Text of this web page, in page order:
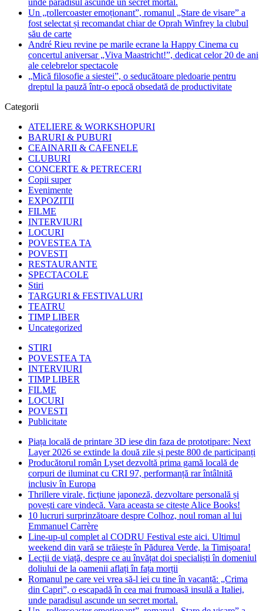
unde paradisul ascunde un secret mortal.
Un „rollercoaster emoționant”, romanul „Stare de visare” a
fost selectat și recomandat chiar de Oprah Winfrey la clubul
său de carte
André Rieu revine pe marile ecrane la Happy Cinema cu
concertul aniversar „Viva Maastricht!”, dedicat celor 20 de ani
ale celebrelor spectacole
„Mică filosofie a siestei”, o seducătoare pledoarie pentru
dreptul la pauză într-o epocă obsedată de productivitate
Categorii
ATELIERE & WORKSHOPURI
BARURI & PUBURI
CEAINARII & CAFENELE
CLUBURI
CONCERTE & PETRECERI
Copii super
Evenimente
EXPOZITII
FILME
INTERVIURI
LOCURI
POVESTEA TA
POVESTI
RESTAURANTE
SPECTACOLE
Stiri
TARGURI & FESTIVALURI
TEATRU
TIMP LIBER
Uncategorized
STIRI
POVESTEA TA
INTERVIURI
TIMP LIBER
FILME
LOCURI
POVESTI
Publicitate
Piața locală de printare 3D iese din faza de prototipare: Next
Layer 2026 se extinde la două zile și peste 800 de participanți
Producătorul român Lyset dezvoltă prima gamă locală de
corpuri de iluminat cu CRI 97, performanță rar întâlnită
inclusiv în Europa
Thrillere virale, ficțiune japoneză, dezvoltare personală și
povești care vindecă. Vara aceasta se citește Alice Books!
10 lucruri surprinzătoare despre Colhoz, noul roman al lui
Emmanuel Carrère
Line-up-ul complet al CODRU Festival este aici. Ultimul
weekend din vară se trăiește în Pădurea Verde, la Timișoara!
Lecții de viață, despre ce au învățat doi specialiști în domeniul
doliului de la oamenii aflați în fața morții
Romanul pe care vei vrea să-l iei cu tine în vacanță: „Crima
din Capri”, o escapadă în cea mai frumoasă insulă a Italiei,
unde paradisul ascunde un secret mortal.